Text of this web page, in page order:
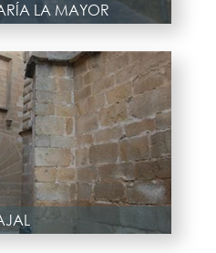
LA MAYOR